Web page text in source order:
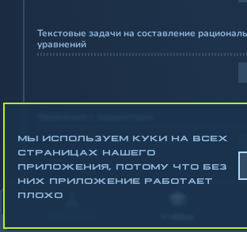
Текстовые задачи на составление
уравнений
МЫ ИСПОЛЬЗУЕМ КУКИ НА ВСЕХ
СТРАНИЦАХ НАШЕГО
ПРИЛОЖЕНИЯ, ПОТОМУ ЧТО БЕЗ
НИХ ПРИЛОЖЕНИЕ РАБОТАЕТ
ПЛОХО